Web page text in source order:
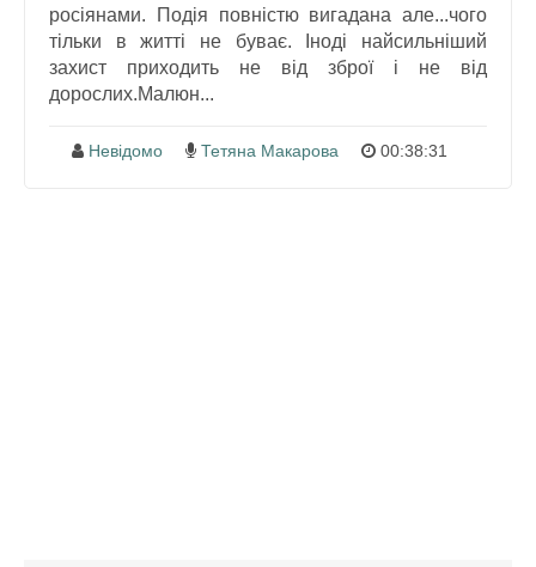
росіянами. Подія повністю вигадана але...чого
тільки в житті не буває. Іноді найсильніший
захист приходить не від зброї і не від
дорослих.Малюн...
Невідомо Тетяна Макарова 00:38:31